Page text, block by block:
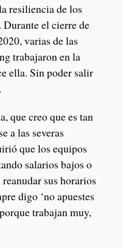
resiliencia de los
el cierre de
varias de las
trabajaron en la
ella. Sin poder salir
que creo que es tan
a las severas
que los equipos
salarios bajos o
sus horarios
digo ‘no apuestes
trabajan muy,